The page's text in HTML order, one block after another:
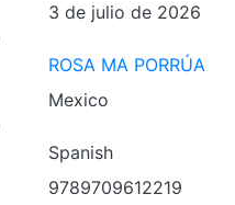
3 de julio de 2026
ROSA MA PORRÚA
Mexico
Spanish
9789709612219